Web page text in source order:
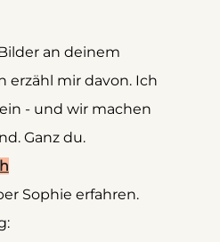
an deinem
erzähl mir davon. Ich
- und wir machen
Ganz du.
Sophie erfahren.